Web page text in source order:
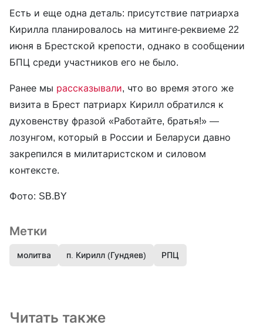
Есть и еще одна деталь: присутствие патриарха
Кирилла планировалось на митинге-реквиеме 22
июня в Брестской крепости, однако в сообщении
БПЦ среди участников его не было.
Ранее мы рассказывали, что во время этого же
визита в Брест патриарх Кирилл обратился к
духовенству фразой «Работайте, братья!» —
лозунгом, который в России и Беларуси давно
закрепился в милитаристском и силовом
контексте.
Фото: SB.BY
Метки
молитва п. Кирилл (Гундяев) РПЦ
Читать также